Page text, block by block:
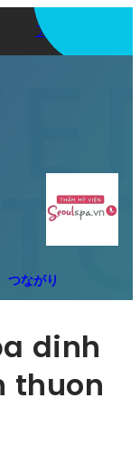
アプリを使う
つながり
dinh
thuon